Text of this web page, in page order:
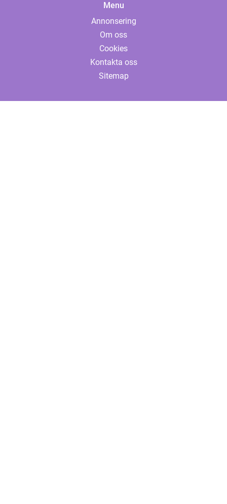
Menu
Annonsering
Om oss
Cookies
Kontakta oss
Sitemap